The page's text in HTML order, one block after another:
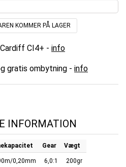
KOMMER PÅ LAGER
CI4+ - info
gratis ombytning - info
INFORMATION
Gear Vægt
0,20mm 6,0:1 200gr